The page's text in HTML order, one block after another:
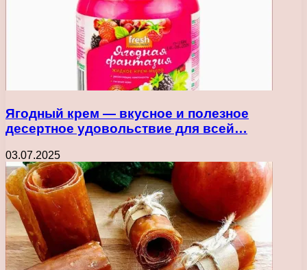
Ягодный крем — вкусное и полезное
десертное удовольствие для всей…
03.07.2025